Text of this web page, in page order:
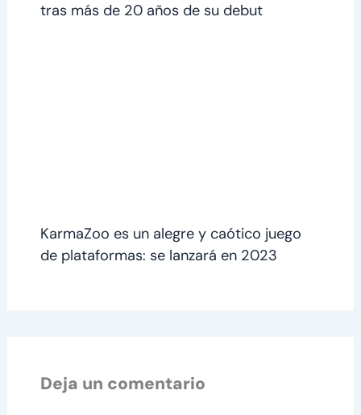
tras más de 20 años de su debut
KarmaZoo es un alegre y caótico juego
de plataformas: se lanzará en 2023
Deja un comentario